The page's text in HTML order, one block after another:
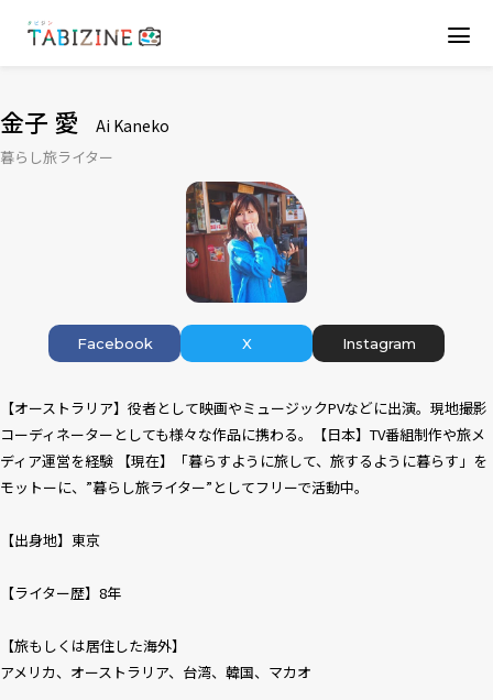
Facebook X Instagram
金子 愛 Ai Kaneko
暮らし旅ライター
【オーストラリア】役者として映画やミュージックPVなどに出演。現地撮影
コーディネーターとしても様々な作品に携わる。【日本】TV番組制作や旅メ
ディア運営を経験 【現在】「暮らすように旅して、旅するように暮らす」を
モットーに、”暮らし旅ライター”としてフリーで活動中。
【出身地】東京
【ライター歴】8年
【旅もしくは居住した海外】
アメリカ、オーストラリア、台湾、韓国、マカオ